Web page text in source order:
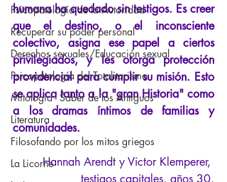
Psicopatología de la Autoridad
Recuperar su poder personal
Derechos sexuales/Educación sexual
Psicopatología del Totalitarismo
Mitología - Saber de los Antiguos
Literatura
Filosofando por los mitos griegos
La Licorne
humana ha quedado sin testigos. Es creer
que el destino, o el inconsciente
colectivo, asigna ese papel a ciertos
privilegiados, y les otorga protección
providencial para cumplir su misión. Esto
se aplica tanto a la "gran Historia" como
a los dramas íntimos de familias y
comunidades.
Hannah Arendt y Victor Klemperer,
testigos capitales, años 30.